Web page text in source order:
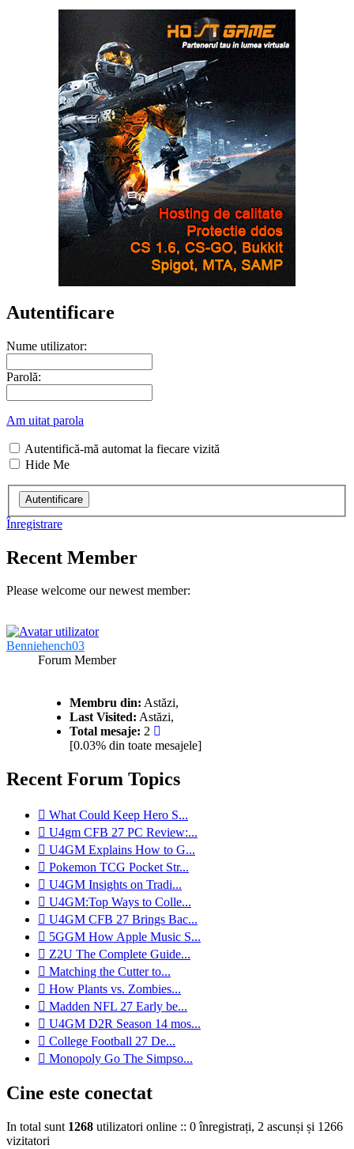
Autentificare
Nume utilizator:
Parolă:
Am uitat parola
Autentifică-mă automat la fiecare vizită
Hide Me
Înregistrare
Recent Member
Please welcome our newest member:
Benniehench03
Forum Member
Membru din: Astăzi,
Last Visited: Astăzi,
Total mesaje: 2
[0.03% din toate mesajele]
Recent Forum Topics
Mergi
la
ultimul
mesaj
What Could Keep Hero S...
Mergi
la
ultimul
mesaj
U4gm CFB 27 PC Review:...
Mergi
la
ultimul
mesaj
U4GM Explains How to G...
Mergi
la
ultimul
mesaj
Pokemon TCG Pocket Str...
Mergi
la
ultimul
mesaj
U4GM Insights on Tradi...
Mergi
la
ultimul
mesaj
U4GM:Top Ways to Colle...
Mergi
la
ultimul
mesaj
U4GM CFB 27 Brings Bac...
Mergi
la
ultimul
mesaj
5GGM How Apple Music S...
Mergi
la
ultimul
mesaj
Z2U The Complete Guide...
Mergi
la
ultimul
mesaj
Matching the Cutter to...
Mergi
la
ultimul
mesaj
How Plants vs. Zombies...
Mergi
la
ultimul
mesaj
Madden NFL 27 Early be...
Mergi
la
ultimul
mesaj
U4GM D2R Season 14 mos...
Mergi
la
ultimul
College Football 27 De...
Mergi
mesaj
Monopoly Go The Simpso...
Cine este conectat
In total sunt 1268 utilizatori online :: 0 înregistrați, 2 ascunși și 1266
vizitatori